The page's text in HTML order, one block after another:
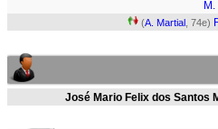
(A. Martial , 74e)
José Mario Felix dos Santos